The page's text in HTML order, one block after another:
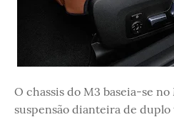
O chassis do M3 baseia-se
suspensão dianteira de